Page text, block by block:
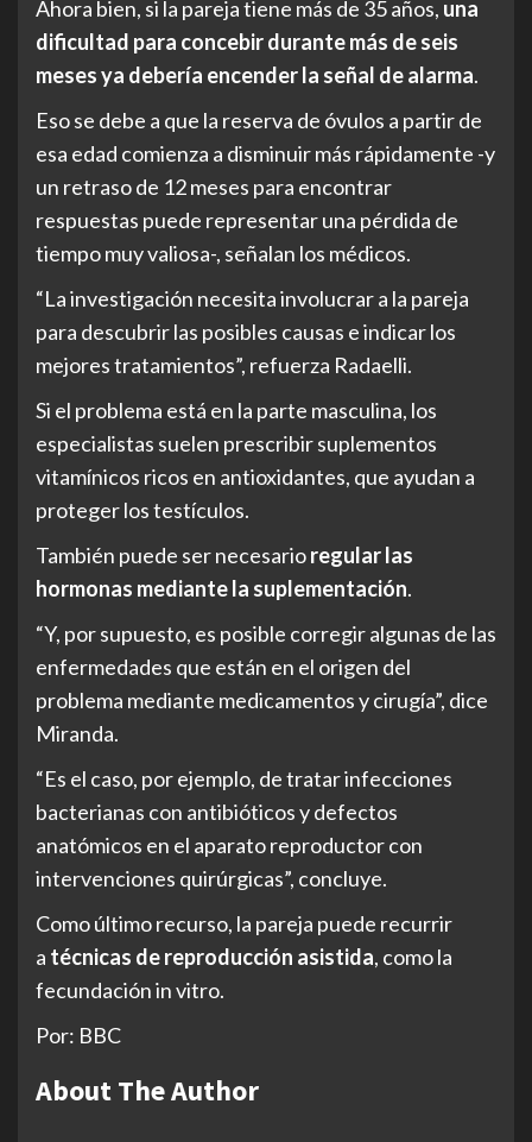
Ahora bien, si la pareja tiene más de 35 años, una
dificultad para concebir durante más de seis
meses ya debería encender la señal de alarma.
Eso se debe a que la reserva de óvulos a partir de
esa edad comienza a disminuir más rápidamente -y
un retraso de 12 meses para encontrar
respuestas puede representar una pérdida de
tiempo muy valiosa-, señalan los médicos.
“La investigación necesita involucrar a la pareja
para descubrir las posibles causas e indicar los
mejores tratamientos”, refuerza Radaelli.
Si el problema está en la parte masculina, los
especialistas suelen prescribir suplementos
vitamínicos ricos en antioxidantes, que ayudan a
proteger los testículos.
También puede ser necesarioregular las
hormonas mediante la suplementación.
“Y, por supuesto, es posible corregir algunas de las
enfermedades que están en el origen del
problema mediante medicamentos y cirugía”, dice
Miranda.
“Es el caso, por ejemplo, de tratar infecciones
bacterianas con antibióticos y defectos
anatómicos en el aparato reproductor con
intervenciones quirúrgicas”, concluye.
Como último recurso, la pareja puede recurrir
a técnicas de reproducción asistida, como la
fecundación in vitro.
Por: BBC
About The Author